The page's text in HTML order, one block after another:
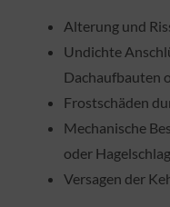
Alterung und
Undichte
Dachaufbauten
Frostschäden
Mechanische
oder Hagelschlag
Versagen der